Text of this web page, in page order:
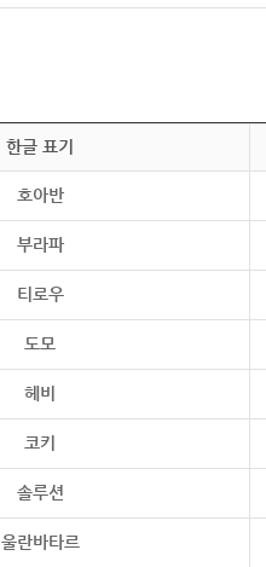
한글 표기
호아반
부라파
티로우
도모
헤비
코키
솔루션
울란바타르